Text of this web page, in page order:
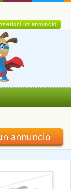
un annuncio
annuncio